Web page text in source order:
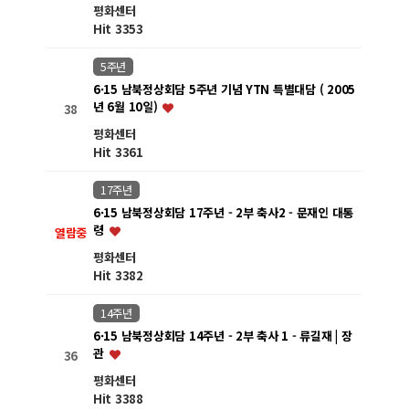
평화센터
Hit 3353
38
5주년
6·15 남북정상회담 5주년 기념 YTN 특별대담 ( 2005
년 6월 10일)
평화센터
Hit 3361
열람중
17주년
6·15 남북정상회담 17주년 - 2부 축사2 - 문재인 대통
령
평화센터
Hit 3382
36
14주년
6·15 남북정상회담 14주년 - 2부 축사 1 - 류길재 | 장
관
평화센터
Hit 3388